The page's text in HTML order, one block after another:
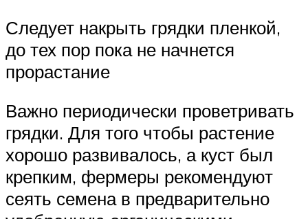
Следует накрыть грядки пленкой,
до тех пор пока не начнется
прорастание
Важно периодически проветривать
грядки. Для того чтобы растение
хорошо развивалось, а куст был
крепким, фермеры рекомендуют
сеять семена в предварительно